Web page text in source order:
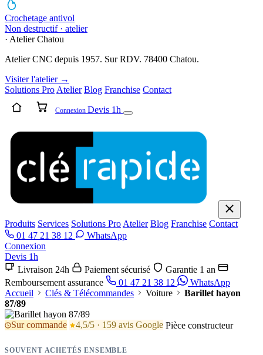
Crochetage antivol
Non destructif · atelier
· Atelier Chatou
Atelier CNC depuis 1957. Sur RDV. 78400 Chatou.
Visiter l'atelier →
Solutions Pro Atelier Blog Franchise Contact
Connexion Devis 1h
Produits Services Solutions Pro Atelier Blog Franchise Contact
01 47 21 38 12
WhatsApp
Connexion
Devis 1h
Livraison 24h
Paiement sécurisé
Garantie 1 an
Remboursement assurance
01 47 21 38 12
WhatsApp
Accueil
Clés & Télécommandes Voiture
Barillet hayon
87/89
Sur commande 4,5/5 · 159 avis Google Pièce constructeur
SOUVENT ACHETÉS ENSEMBLE